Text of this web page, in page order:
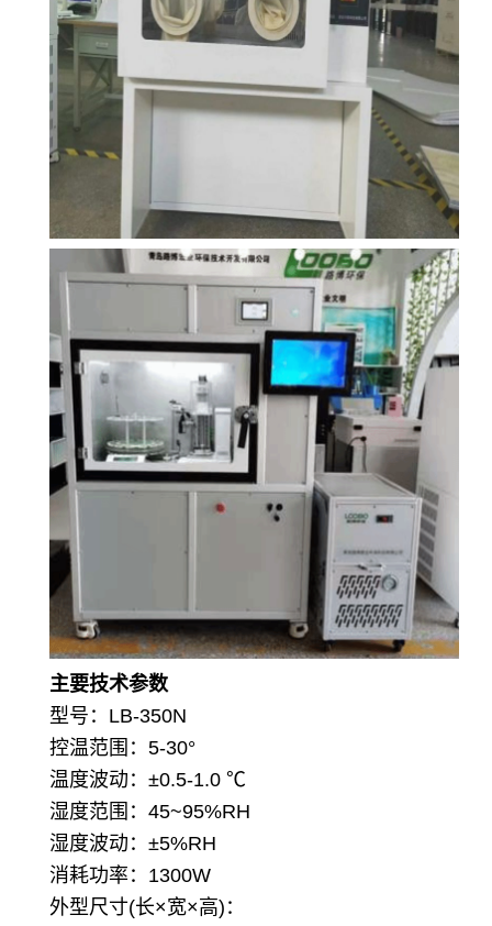
主要技术参数
型号：LB-350N
控温范围：5-30°
温度波动：±0.5-1.0 ℃
湿度范围：45~95%RH
湿度波动：±5%RH
消耗功率：1300W
外型尺寸(长×宽×高)：